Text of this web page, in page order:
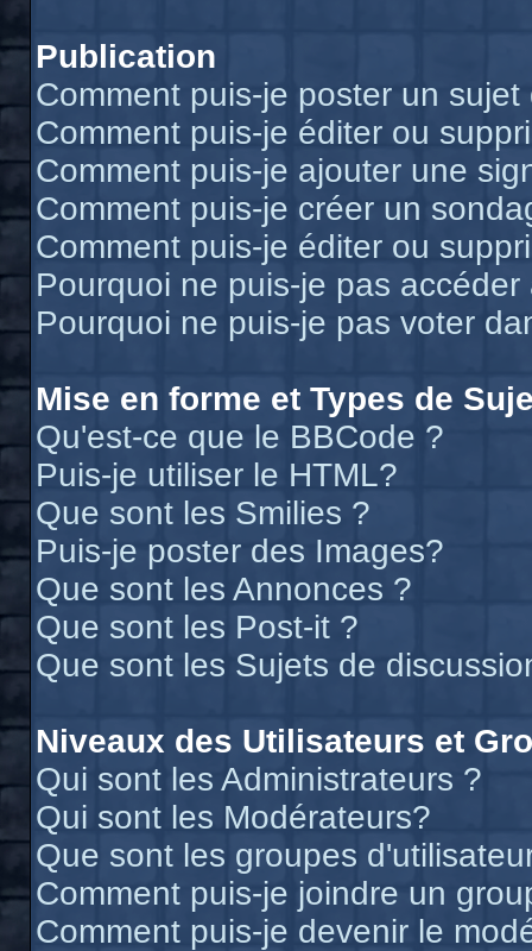
Publication
Comment puis-je poster un
Comment puis-je éditer ou
Comment puis-je ajouter une
Comment puis-je créer un
Comment puis-je éditer ou
Pourquoi ne puis-je pas accéder
Pourquoi ne puis-je pas voter
Mise en forme et Types de
Qu'est-ce que le BBCode ?
Puis-je utiliser le HTML?
Que sont les Smilies ?
Puis-je poster des Images?
Que sont les Annonces ?
Que sont les Post-it ?
Que sont les Sujets de
Niveaux des Utilisateurs et
Qui sont les Administrateurs ?
Qui sont les Modérateurs?
Que sont les groupes
Comment puis-je joindre un
Comment puis-je devenir le